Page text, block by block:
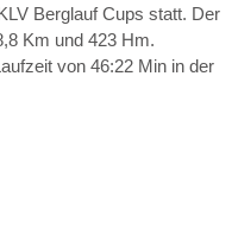
Berglauf Cups statt. Der
Km und 423 Hm.
von 46:22 Min in der